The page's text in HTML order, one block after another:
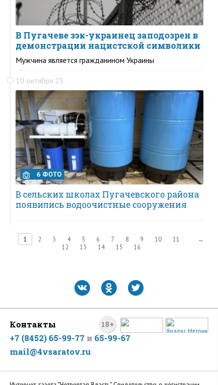
В Пугачеве зэк-украинец заподозрен в
демонстрации нацистской символики
Мужчина является гражданином Украины
10 октября 25
6 ФОТО
В сельских школах Пугачевского района
появились водоочистные сооружения
1 2 3 4 5 6 7 8 9 10
11
12
13 14 15 16
→
18+
Контакты
+7 (8452) 65-99-77 и 65-99-67
mail@4vsaratov.ru